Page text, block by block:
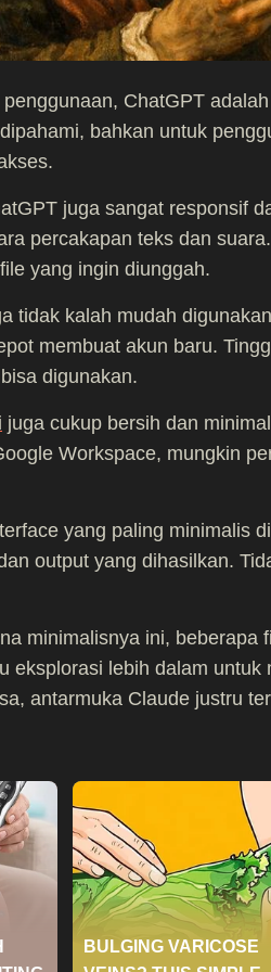
ChatGPT
bahkan untuk
juga sangat responsif
percakapan teks dan
yang ingin diunggah.
tidak kalah mudah
membuat akun baru.
digunakan.
juga cukup bersih dan
Workspace, mungkin
yang paling minimalis
output yang dihasilkan.
minimalisnya ini, beberapa
eksplorasi lebih dalam
antarmuka Claude justru